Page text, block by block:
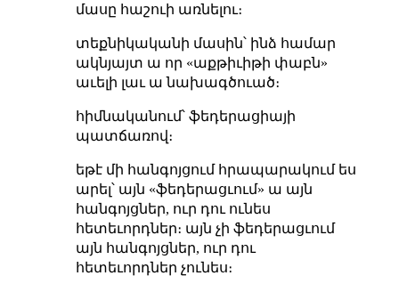
մասը հաշուի առնելու։
տեքնիկականի մասին՝ ինձ համար
ակնյայտ ա որ «աքթիւիթի փաբն»
աւելի լաւ ա նախագծուած։
հիմնականում՝ ֆեդերացիայի
պատճառով։
եթէ մի հանգոյցում հրապարակում ես
արել՝ այն «ֆեդերացւում» ա այն
հանգոյցներ, ուր դու ունես
հետեւորդներ։ այն չի ֆեդերացւում
այն հանգոյցներ, ուր դու
հետեւորդներ չունես։